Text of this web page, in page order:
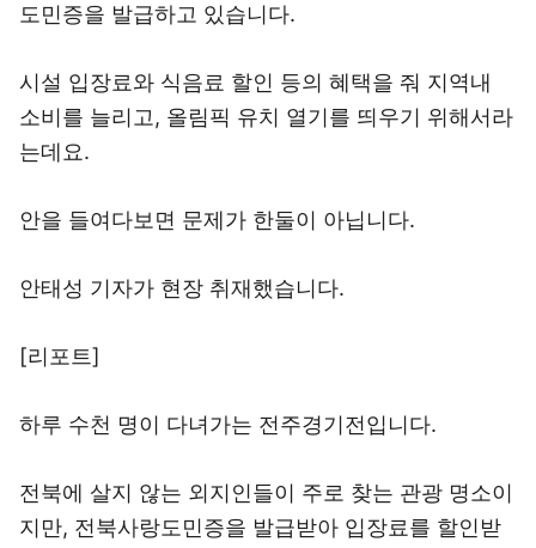
도민증을 발급하고 있습니다.
시설 입장료와 식음료 할인 등의 혜택을 줘 지역내
소비를 늘리고, 올림픽 유치 열기를 띄우기 위해서라
는데요.
안을 들여다보면 문제가 한둘이 아닙니다.
안태성 기자가 현장 취재했습니다.
[리포트]
하루 수천 명이 다녀가는 전주경기전입니다.
전북에 살지 않는 외지인들이 주로 찾는 관광 명소이
지만, 전북사랑도민증을 발급받아 입장료를 할인받